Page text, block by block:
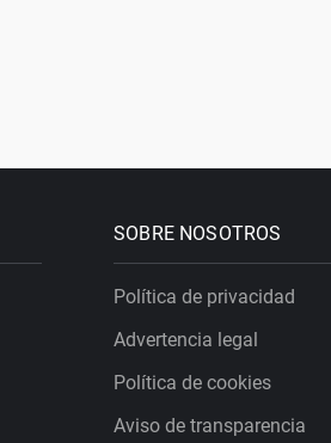
SOBRE NOSOTROS
Política de privacidad
Advertencia legal
Política de cookies
Aviso de transparencia